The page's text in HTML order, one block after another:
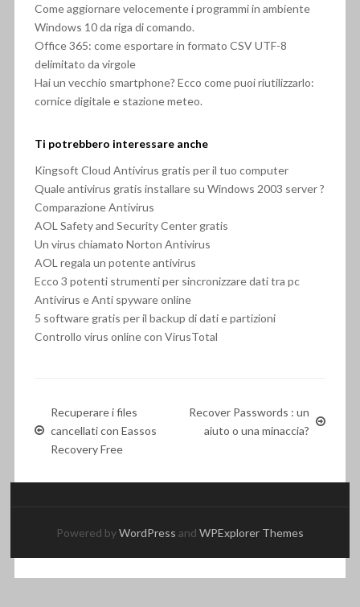
Come aggiornare velocemente i programmi in ambiente
Windows 10 da riga di comando.
Office 365: come esportare in formato CSV UTF-8
delimitato da virgole
Hai un vecchio smartphone? Ecco come puoi riutilizzarlo:
cornice digitale e stazione meteo.
Ti potrebbero interessare anche
Kingsoft Cloud Antivirus gratis per il tuo computer
Quale antivirus gratis installare su Windows 2003 server ?
Comparazione Antivirus
AOL Safety and Security Center gratis
Un virus chiamato Norton Antivirus
AOL regala un potente antivirus
Ecco 3 potenti strumenti per sincronizzare dati tra pc
Antivirus e Anti spyware online
5 software gratis per il backup di dati e partizioni
Controllo virus online con VirusTotal
Recuperare i files
cancellati con Eassos
Recovery Free
Recover Passwords : un
aiuto o una minaccia?
Powered byWordPress and WPExplorer Themes